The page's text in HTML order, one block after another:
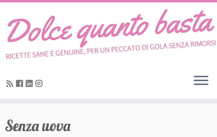
Skip
content
Senza uova